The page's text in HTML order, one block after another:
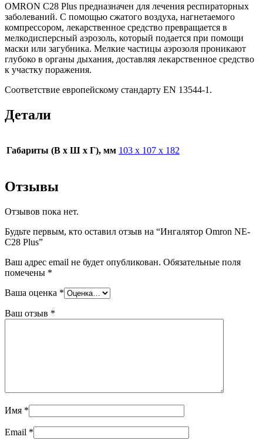
OMRON C28 Plus предназначен для лечения респираторных
заболеваний. С помощью сжатого воздуха, нагнетаемого
компрессором, лекарственное средство превращается в
мелкодисперсный аэрозоль, который подается при помощи
маски или загубника. Мелкие частицы аэрозоля проникают
глубоко в органы дыхания, доставляя лекарственное средство
к участку поражения.
Соответствие европейскому стандарту EN 13544-1.
Детали
Габариты (В х Ш х Г), мм 103 х 107 х 182
Отзывы
Отзывов пока нет.
Будьте первым, кто оставил отзыв на “Ингалятор Omron NE-
C28 Plus”
Ваш адрес email не будет опубликован. Обязательные поля
помечены *
Ваша оценка *
Ваш отзыв *
Имя *
Email *